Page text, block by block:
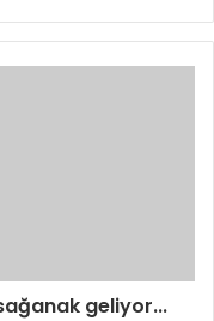
geliyor...